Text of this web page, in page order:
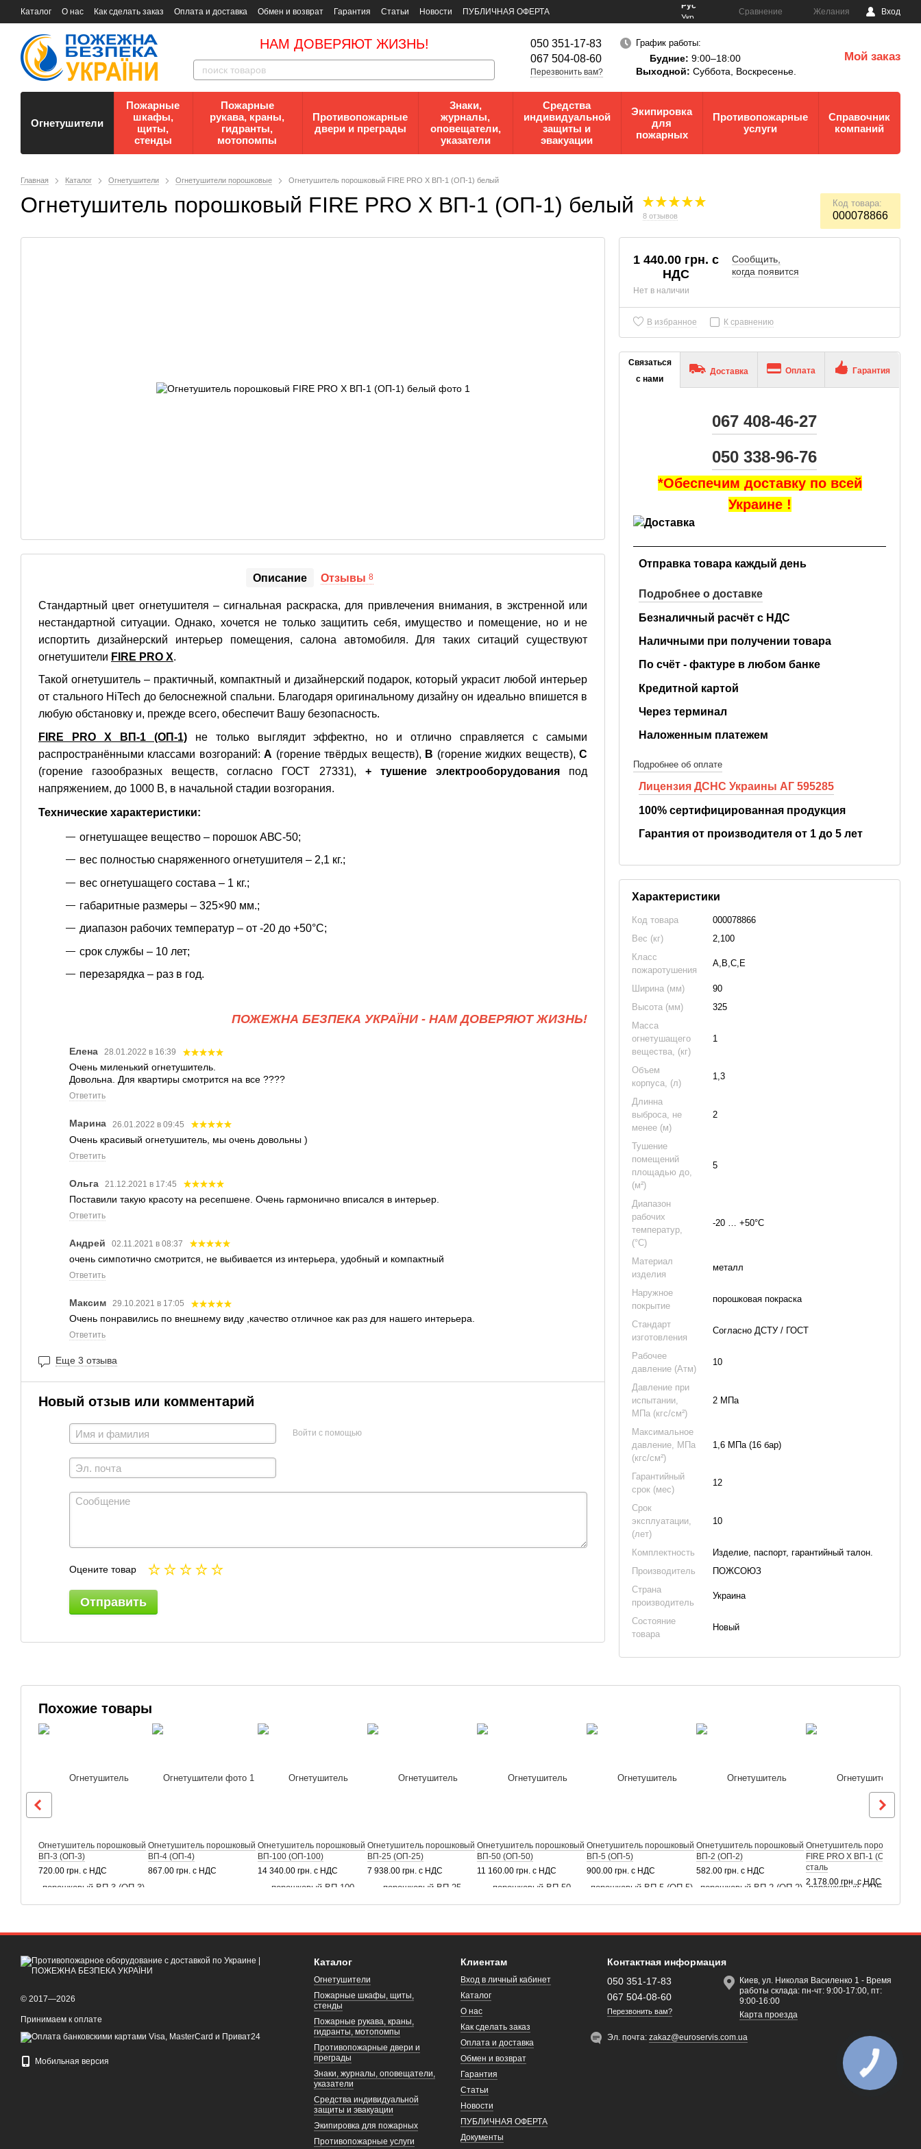
Каталог О нас Как сделать заказ Оплата и доставка Обмен и возврат Гарантия Статьи Новости
ПУБЛИЧНАЯ ОФЕРТА
Документы
Контакты Документы по пожарной безопасности
Рус
Укр
Сравнение Желания Вход
НАМ ДОВЕРЯЮТ ЖИЗНЬ!
050 351-17-83
067 504-08-60
Перезвонить вам?
График работы:
Будние: 9:00–18:00
Выходной: Суббота, Воскресенье.
Мой заказ
Огнетушители
Пожарные
шкафы,
щиты,
стенды
Пожарные
рукава, краны,
гидранты,
мотопомпы
Противопожарные
двери и преграды
Знаки,
журналы,
оповещатели,
указатели
Средства
индивидуальной
защиты и
эвакуации
Экипировка
для
пожарных
Противопожарные
услуги
Справочник
компаний
Главная Каталог Огнетушители Огнетушители порошковые Огнетушитель порошковый FIRE PRO X ВП-1 (ОП-1) белый
Огнетушитель порошковый FIRE PRO X ВП-1 (ОП-1) белый 8 отзывов
Код товара:
000078866
Описание Отзывы 8
Стандартный цвет огнетушителя – сигнальная раскраска, для привлечения внимания, в экстренной или
нестандартной ситуации. Однако, хочется не только защитить себя, имущество и помещение, но и не
испортить дизайнерский интерьер помещения, салона автомобиля. Для таких ситаций существуют
огнетушители FIRE PRO X.
Такой огнетушитель – практичный, компактный и дизайнерский подарок, который украсит любой интерьер
от стального HiTech до белоснежной спальни. Благодаря оригинальному дизайну он идеально впишется в
любую обстановку и, прежде всего, обеспечит Вашу безопасность.
FIRE PRO X ВП-1 (ОП-1)не только выглядит эффектно, но и отлично справляется с самыми
распространёнными классами возгораний:А (горение твёрдых веществ), В (горение жидких веществ),С
(горение газообразных веществ, согласно ГОСТ 27331), + тушение электрооборудования под
напряжением, до 1000 В, в начальной стадии возгорания.
Технические характеристики:
огнетушащее вещество – порошок АВС-50;
вес полностью снаряженного огнетушителя – 2,1 кг.;
вес огнетушащего состава – 1 кг.;
габаритные размеры – 325×90 мм.;
диапазон рабочих температур – от -20 до +50°C;
срок службы – 10 лет;
перезарядка – раз в год.
ПОЖЕЖНА БЕЗПЕКА УКРАЇНИ - НАМ ДОВЕРЯЮТ ЖИЗНЬ!
Елена 28.01.2022 в 16:39
Очень миленький огнетушитель.
Довольна. Для квартиры смотрится на все ????
Ответить
Марина 26.01.2022 в 09:45
Очень красивый огнетушитель, мы очень довольны )
Ответить
Ольга 21.12.2021 в 17:45
Поставили такую красоту на ресепшене. Очень гармонично вписался в интерьер.
Ответить
Андрей 02.11.2021 в 08:37
очень симпотично смотрится, не выбивается из интерьера, удобный и компактный
Ответить
Максим 29.10.2021 в 17:05
Очень понравились по внешнему виду ,качество отличное как раз для нашего интерьера.
Ответить
Еще 3 отзыва
Новый отзыв или комментарий
Войти с помощью
Оцените товар
Отправить
1 440.00 грн. с
НДС
Нет в наличии
Сообщить,
когда появится
В избранное К сравнению
Связаться
с нами
Доставка Оплата Гарантия
067 408-46-27
050 338-96-76
*Обеспечим доставку по всей
Украине !
Отправка товара каждый день
Подробнее о доставке
Безналичный расчёт с НДС
Наличными при получении товара
По счёт - фактуре в любом банке
Кредитной картой
Через терминал
Наложенным платежем
Подробнее об оплате
Лицензия ДСНС Украины АГ 595285
100% сертифицированная продукция
Гарантия от производителя от 1 до 5 лет
Характеристики
Код товара
000078866
Вес (кг)
2,100
Класс
пожаротушения
А,В,С,Е
Ширина (мм)
90
Высота (мм)
325
Масса
огнетушащего
вещества, (кг)
1
Объем
корпуса, (л)
1,3
Длинна
выброса, не
менее (м)
2
Тушение
помещений
площадью до,
(м²)
5
Диапазон
рабочих
температур,
(°C)
-20 … +50°C
Материал
изделия
металл
Наружное
покрытие
порошковая покраска
Стандарт
изготовления
Согласно ДСТУ / ГОСТ
Рабочее
давление (Атм)
10
Давление при
испытании,
МПа (кгс/см²)
2 МПа
Максимальное
давление, МПа
(кгс/см²)
1,6 МПа (16 бар)
Гарантийный
срок (мес)
12
Срок
эксплуатации,
(лет)
10
Комплектность
Изделие, паспорт, гарантийный талон.
Производитель
ПОЖСОЮЗ
Страна
производитель
Украина
Состояние
товара
Новый
Похожие товары
Огнетушитель порошковый
ВП-3 (ОП-3)
720.00 грн. с НДС
Огнетушитель порошковый
ВП-4 (ОП-4)
867.00 грн. с НДС
Огнетушитель порошковый
ВП-100 (ОП-100)
14 340.00 грн. с НДС
Огнетушитель порошковый
ВП-25 (ОП-25)
7 938.00 грн. с НДС
Огнетушитель порошковый
ВП-50 (ОП-50)
11 160.00 грн. с НДС
Огнетушитель порошковый
ВП-5 (ОП-5)
900.00 грн. с НДС
Огнетушитель порошковый
ВП-2 (ОП-2)
582.00 грн. с НДС
Огнетушитель порошковый
FIRE PRO X ВП-1 (ОП-1)
сталь
2 178.00 грн. с НДС
© 2017—2026
Принимаем к оплате
Мобильная версия
Каталог
Огнетушители
Пожарные шкафы, щиты,
стенды
Пожарные рукава, краны,
гидранты, мотопомпы
Противопожарные двери и
преграды
Знаки, журналы, оповещатели,
указатели
Средства индивидуальной
защиты и эвакуации
Экипировка для пожарных
Противопожарные услуги
Клиентам
Вход в личный кабинет
Каталог
О нас
Как сделать заказ
Оплата и доставка
Обмен и возврат
Гарантия
Статьи
Новости
ПУБЛИЧНАЯ ОФЕРТА
Документы
Контактная информация
050 351-17-83
067 504-08-60
Перезвонить вам?
Киев, ул. Николая Василенко 1 - Время
работы склада: пн-чт: 9:00-17:00, пт:
9:00-16:00
Карта проезда
Эл. почта:zakaz@euroservis.com.ua